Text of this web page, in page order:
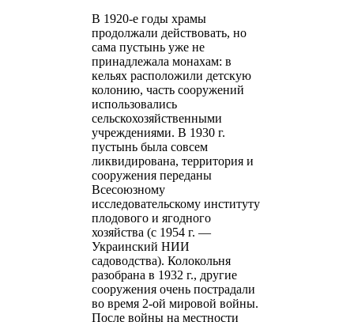
В 1920-е годы храмы
продолжали действовать, но
сама пустынь уже не
принадлежала монахам: в
кельях расположили детскую
колонию, часть сооружений
использовались
сельскохозяйственными
учреждениями. В 1930 г.
пустынь была совсем
ликвидирована, территория и
сооружения переданы
Всесоюзному
исследовательскому институту
плодового и ягодного
хозяйства (с 1954 г. —
Украинский НИИ
садоводства). Колокольня
разобрана в 1932 г., другие
сооружения очень пострадали
во время 2-ой мировой войны.
После войны на местности